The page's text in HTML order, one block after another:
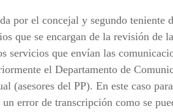
por el concejal y segundo teniente
que se encargan de la revisión de
servicios que envían las
el Departamento de
(asesores del PP). En este caso
error de transcripción como se